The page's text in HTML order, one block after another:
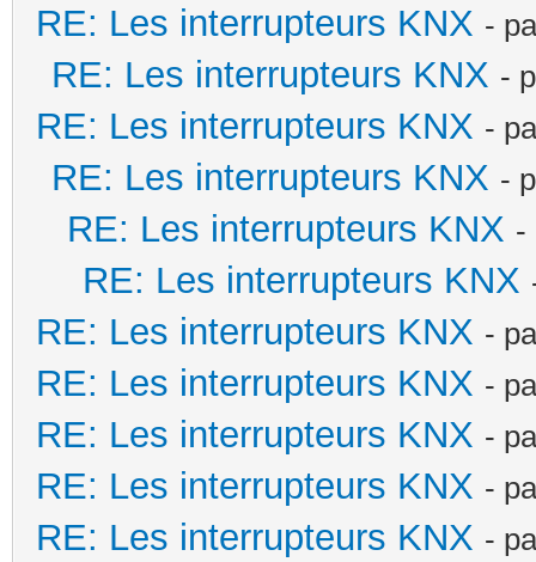
RE: Les interrupteurs KNX -
RE: Les interrupteurs KNX -
RE: Les interrupteurs KNX -
RE: Les interrupteurs KNX -
RE: Les interrupteurs KNX -
RE: Les interrupteurs KNX
RE: Les interrupteurs KNX -
RE: Les interrupteurs KNX -
RE: Les interrupteurs KNX -
RE: Les interrupteurs KNX -
RE: Les interrupteurs KNX -